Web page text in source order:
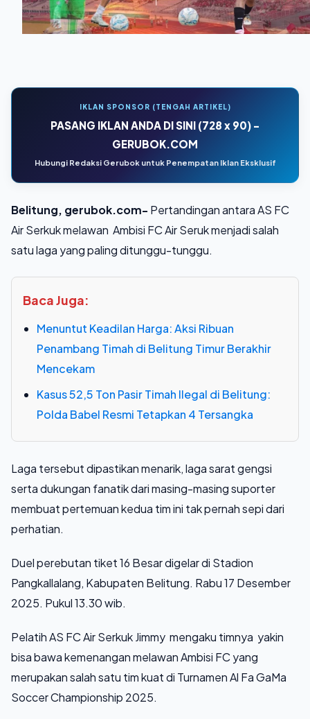
IKLAN SPONSOR (TENGAH ARTIKEL)
PASANG IKLAN ANDA DI SINI (728 x 90) -
GERUBOK.COM
Hubungi Redaksi Gerubok untuk Penempatan Iklan Eksklusif
Belitung, gerubok.com- Pertandingan antara AS FC
Air Serkuk melawan Ambisi FC Air Seruk menjadi salah
satu laga yang paling ditunggu-tunggu.
Baca Juga:
Menuntut Keadilan Harga: Aksi Ribuan
Penambang Timah di Belitung Timur Berakhir
Mencekam
Kasus 52,5 Ton Pasir Timah Ilegal di Belitung:
Polda Babel Resmi Tetapkan 4 Tersangka
Laga tersebut dipastikan menarik, laga sarat gengsi
serta dukungan fanatik dari masing-masing suporter
membuat pertemuan kedua tim ini tak pernah sepi dari
perhatian.
Duel perebutan tiket 16 Besar digelar di Stadion
Pangkallalang, Kabupaten Belitung. Rabu 17 Desember
2025. Pukul 13.30 wib.
Pelatih AS FC Air Serkuk Jimmy mengaku timnya yakin
bisa bawa kemenangan melawan Ambisi FC yang
merupakan salah satu tim kuat di Turnamen Al Fa GaMa
Soccer Championship 2025.